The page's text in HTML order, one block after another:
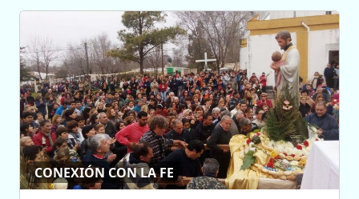
CONEXIÓN CON LA FE